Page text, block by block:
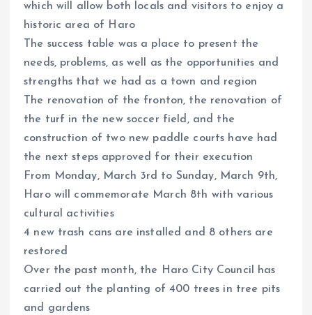
which will allow both locals and visitors to enjoy a
historic area of Haro
The success table was a place to present the
needs, problems, as well as the opportunities and
strengths that we had as a town and region
The renovation of the fronton, the renovation of
the turf in the new soccer field, and the
construction of two new paddle courts have had
the next steps approved for their execution
From Monday, March 3rd to Sunday, March 9th,
Haro will commemorate March 8th with various
cultural activities
4 new trash cans are installed and 8 others are
restored
Over the past month, the Haro City Council has
carried out the planting of 400 trees in tree pits
and gardens